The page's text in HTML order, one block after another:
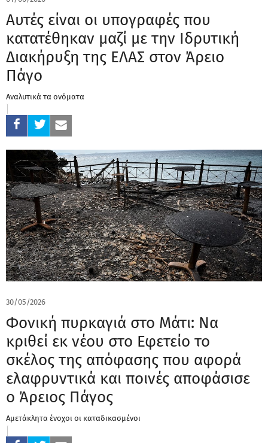
Αυτές είναι οι υπογραφές που
κατατέθηκαν μαζί με την Ιδρυτική
Διακήρυξη της ΕΛΑΣ στον Άρειο
Πάγο
Αναλυτικά τα ονόματα
30/05/2026
Φονική πυρκαγιά στο Μάτι: Να
κριθεί εκ νέου στο Εφετείο το
σκέλος της απόφασης που αφορά
ελαφρυντικά και ποινές αποφάσισε
ο Άρειος Πάγος
Αμετάκλητα ένοχοι οι καταδικασμένοι